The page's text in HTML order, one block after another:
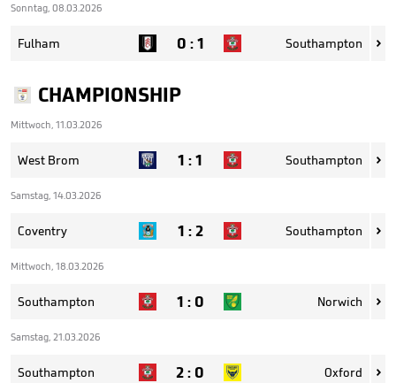
Sonntag, 08.03.2026
Fulham 0 :1 Southampton 
CHAMPIONSHIP
Mittwoch, 11.03.2026
West Brom 1 :1 Southampton 
Samstag, 14.03.2026
Coventry 1 :2 Southampton 
Mittwoch, 18.03.2026
Southampton 1 : 0 Norwich 
Samstag, 21.03.2026
Southampton 2: 0 Oxford 